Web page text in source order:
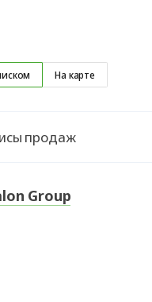
На карте
продаж
Group